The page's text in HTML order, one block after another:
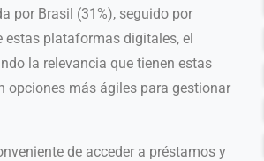
por Brasil (31%), seguido por
estas plataformas digitales, el
la relevancia que tienen estas
opciones más ágiles para gestionar
de acceder a préstamos y